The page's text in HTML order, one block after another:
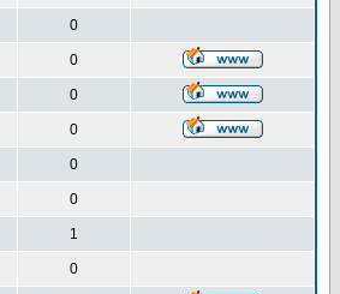
0
0
0
0
0
0
1
0